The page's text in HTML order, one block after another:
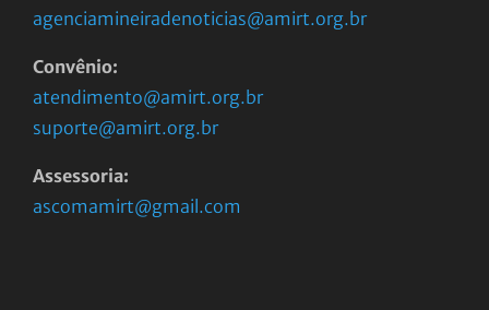
agenciamineiradenoticias@amirt.org.br
Convênio:
atendimento@amirt.org.br
suporte@amirt.org.br
Assessoria:
ascomamirt@gmail.com